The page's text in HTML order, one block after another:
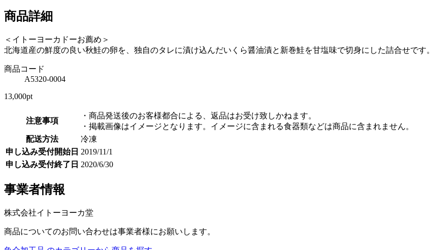
商品詳細
＜イトーヨーカドーお薦め＞
北海道産の鮮度の良い秋鮭の卵を、独自のタレに漬け込んだいくら醤油漬と新巻鮭を甘塩味で切身にした詰合せです。
商品コード
A5320-0004
13,000pt
注意事項
・商品発送後のお客様都合による、返品はお受け致しかねます。
・掲載画像はイメージとなります。イメージに含まれる食器類などは商品に含まれません。
配送方法
冷凍
申し込み受付開始日 2019/11/1
申し込み受付終了日 2020/6/30
事業者情報
株式会社イトーヨーカ堂
商品についてのお問い合わせは事業者様にお願いします。